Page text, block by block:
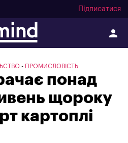
Підписатися
ПРОМИСЛОВІСТЬ
понад
щороку
картоплі